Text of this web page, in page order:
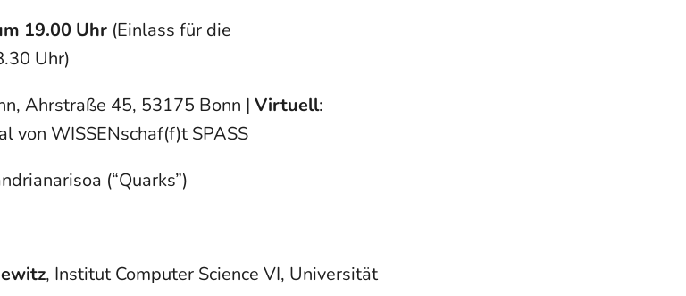
19.00 Uhr (Einlass für die
Uhr)
Ahrstraße 45, 53175 Bonn | Virtuell:
von WISSENschaf(f)t SPASS
(“Quarks”)
, Institut Computer Science VI, Universität